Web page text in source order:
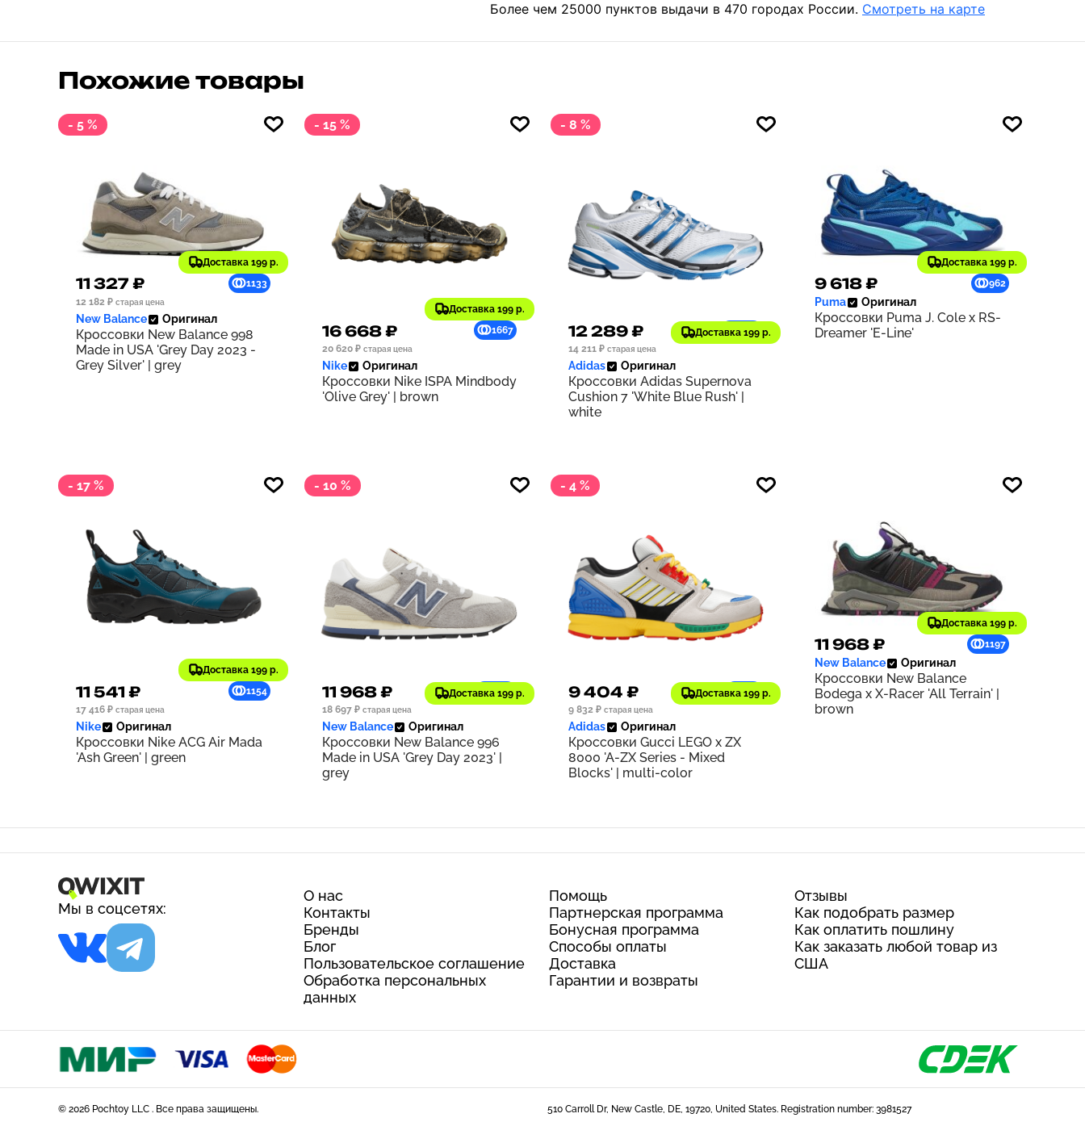
Более чем 25000 пунктов выдачи в 470 городах России. Смотреть на карте
Похожие товары
- 5 %
Доставка 199 р.
11 327 ₽
1133
12 182 ₽ старая цена
New Balance Оригинал
Кроссовки New Balance 998
Made in USA 'Grey Day 2023 -
Grey Silver' | grey
- 15 %
Доставка 199 р.
16 668 ₽
1667
20 620 ₽ старая цена
Nike Оригинал
Кроссовки Nike ISPA Mindbody
'Olive Grey' | brown
- 8 %
Доставка 199 р.
12 289 ₽
1229
14 211 ₽ старая цена
Adidas Оригинал
Кроссовки Adidas Supernova
Cushion 7 'White Blue Rush' |
white
Доставка 199 р.
9 618 ₽ 962
Puma Оригинал
Кроссовки Puma J. Cole x RS-
Dreamer 'E-Line'
- 17 %
Доставка 199 р.
11 541 ₽
1154
17 416 ₽ старая цена
Nike Оригинал
Кроссовки Nike ACG Air Mada
'Ash Green' | green
- 10 %
Доставка 199 р.
11 968 ₽
1197
18 697 ₽ старая цена
New Balance Оригинал
Кроссовки New Balance 996
Made in USA 'Grey Day 2023' |
grey
- 4 %
Доставка 199 р.
9 404 ₽
940
9 832 ₽ старая цена
Adidas Оригинал
Кроссовки Gucci LEGO x ZX
8000 'A-ZX Series - Mixed
Blocks' | multi-color
Доставка 199 р.
11 968 ₽ 1197
New Balance Оригинал
Кроссовки New Balance
Bodega x X-Racer 'All Terrain' |
brown
Мы в соцсетях:
О нас
Контакты
Бренды
Блог
Пользовательское соглашение
Обработка персональных
данных
Помощь
Партнерская программа
Бонусная программа
Способы оплаты
Доставка
Гарантии и возвраты
Отзывы
Как подобрать размер
Как оплатить пошлину
Как заказать любой товар из
США
© 2026 Pochtoy LLC . Все права защищены. 510 Carroll Dr, New Castle, DE, 19720, United States. Registration number: 3981527